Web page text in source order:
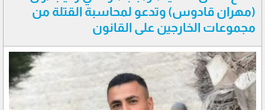
(مهران قادوس) وتدعو لمحاسبة القتلة من
مجموعات الخارجين على القانون